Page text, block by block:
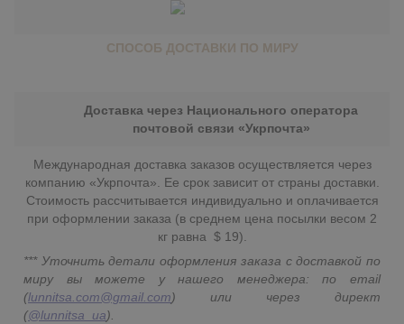
СПОСОБ ДОСТАВКИ ПО МИРУ
Доставка через Национального оператора
почтовой связи «Укрпочта»
Международная доставка заказов осуществляется через
компанию «Укрпочта». Ее срок зависит от страны доставки.
Стоимость рассчитывается индивидуально и оплачивается
при оформлении заказа (в среднем цена посылки весом 2
кг равна $ 19).
*** Уточнить детали оформления заказа с доставкой по
миру вы можете у нашего менеджера: по email
(lunnitsa.com@gmail.com) или через директ
(@lunnitsa_ua).